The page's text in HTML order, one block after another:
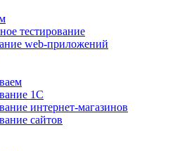
тестирование
web-приложений
1С
интернет-магазинов
сайтов